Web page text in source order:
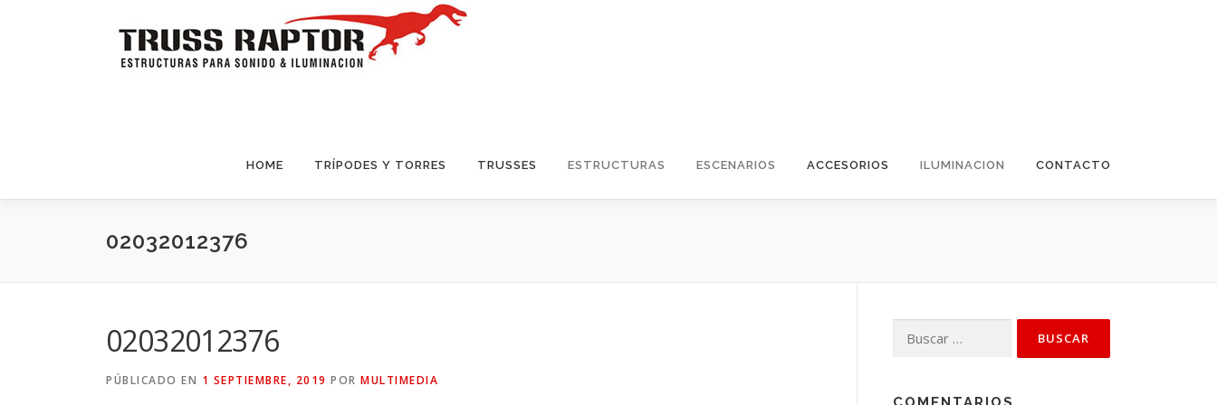
HOME TRÍPODES Y TORRES TRUSSES ESTRUCTURAS ESCENARIOS ACCESORIOS ILUMINACION CONTACTO
02032012376
02032012376
PÚBLICADO EN 1 SEPTIEMBRE, 2019 POR MULTIMEDIA